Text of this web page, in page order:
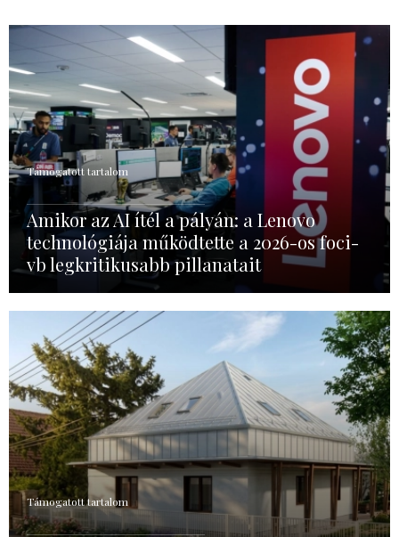
Támogatott tartalom
Amikor az AI ítél a pályán: a Lenovo
technológiája működtette a 2026-os foci-
vb legkritikusabb pillanatait
Támogatott tartalom